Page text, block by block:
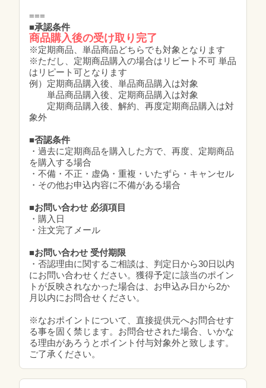
===
■承認条件
商品購入後の受け取り完了
※定期商品、単品商品どちらでも対象となります
※ただし、定期商品購入の場合はリピート不可 単品
はリピート可となります
例）定期商品購入後、単品商品購入は対象
単品商品購入後、定期商品購入は対象
定期商品購入後、解約、再度定期商品購入は対
象外
■否認条件
・過去に定期商品を購入した方で、再度、定期商品
を購入する場合
・不備・不正・虚偽・重複・いたずら・キャンセル
・その他お申込内容に不備がある場合
■お問い合わせ 必須項目
・購入日
・注文完了メール
■お問い合わせ 受付期限
・否認理由に関するご相談は、判定日から30日以内
にお問い合わせください。獲得予定に該当のポイン
トが反映されなかった場合は、お申込み日から2か
月以内にお問合せください。
※なおポイントについて、直接提供元へお問合せす
る事を固く禁じます。お問合せされた場合、いかな
る理由があろうとポイント付与対象外と致します。
ご了承ください。